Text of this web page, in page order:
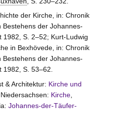
der Kirche, in: Chronik
Bestehens der Johannes-
S. 2–52; Kurt-Ludwig
in Bexhövede, in: Chronik
Bestehens der Johannes-
1982, S. 53–62.
& Architektur: Kirche und
Kirche,
Johannes-der-Täufer-